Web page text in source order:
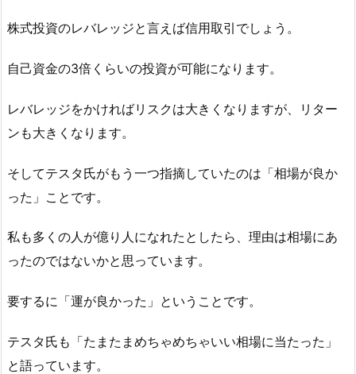
株式投資のレバレッジと言えば信用取引でしょう。
自己資金の3倍くらいの投資が可能になります。
レバレッジをかければリスクは大きくなりますが、リター
ンも大きくなります。
そしてテスタ氏がもう一つ指摘していたのは「相場が良か
った」ことです。
私も多くの人が億り人になれたとしたら、理由は相場にあ
ったのではないかと思っています。
要するに「運が良かった」ということです。
テスタ氏も「たまたまめちゃめちゃいい相場に当たった」
と語っています。